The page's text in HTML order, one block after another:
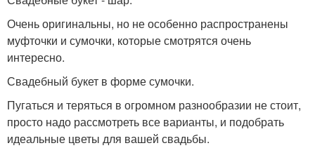
Очень оригинальны, но не особенно распространены
муфточки и сумочки, которые смотрятся очень
интересно.
Свадебный букет в форме сумочки.
Пугаться и теряться в огромном разнообразии не стоит,
просто надо рассмотреть все варианты, и подобрать
идеальные цветы для вашей свадьбы.